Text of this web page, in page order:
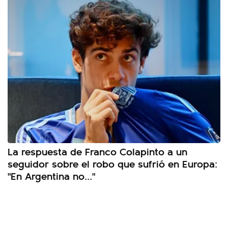
La respuesta de Franco Colapinto a un
seguidor sobre el robo que sufrió en Europa:
"En Argentina no..."